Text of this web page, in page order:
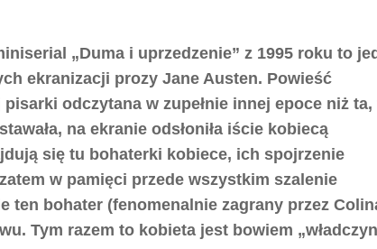
„Duma i uprzedzenie” z 1995 roku to
ekranizacji prozy Jane Austen. Powieść
odczytana w zupełnie innej epoce niż ta,
na ekranie odsłoniła iście kobiecą
się tu bohaterki kobiece, ich spojrzenie
w pamięci przede wszystkim szalenie
ten bohater (fenomenalnie zagrany przez
Tym razem to kobieta jest bowiem